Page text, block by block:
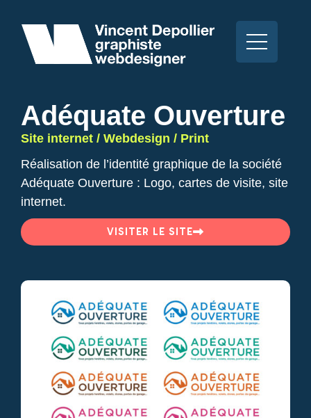
Adéquate Ouverture
Site internet / Webdesign / Print
Réalisation de l’identité graphique de la société
Adéquate Ouverture : Logo, cartes de visite, site
internet.
VISITER LE SITE